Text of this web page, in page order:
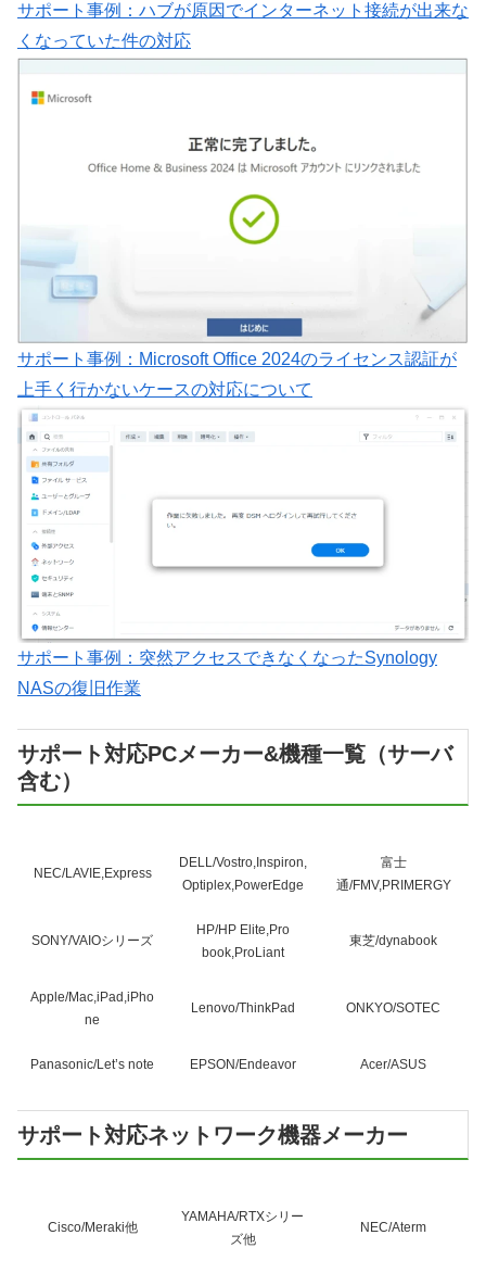
サポート事例：ハブが原因でインターネット接続が出来な
くなっていた件の対応
サポート事例：Microsoft Office 2024のライセンス認証が
上手く行かないケースの対応について
サポート事例：突然アクセスできなくなったSynology
NASの復旧作業
サポート対応PCメーカー&機種一覧（サーバ
含む）
NEC/LAVIE,Express
DELL/Vostro,Inspiron,
Optiplex,PowerEdge
富士
通/FMV,PRIMERGY
SONY/VAIOシリーズ
HP/HP Elite,Pro
book,ProLiant
東芝/dynabook
Apple/Mac,iPad,iPho
ne
Lenovo/ThinkPad ONKYO/SOTEC
Panasonic/Let’s note EPSON/Endeavor Acer/ASUS
サポート対応ネットワーク機器メーカー
Cisco/Meraki他
YAMAHA/RTXシリー
ズ他
NEC/Aterm